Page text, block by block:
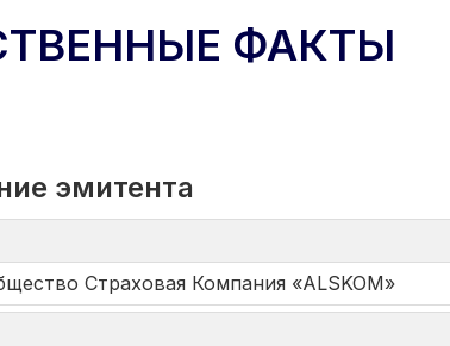
ФАКТЫ
эмитента
Страховая Компания «ALSKOM»